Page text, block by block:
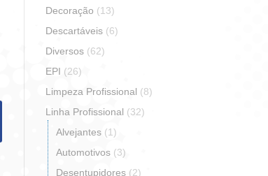
Decoração (13)
Descartáveis (6)
Diversos (62)
EPI (26)
Limpeza Profissional (8)
Linha Profissional (32)
Alvejantes (1)
Automotivos (3)
Desentupidores (2)